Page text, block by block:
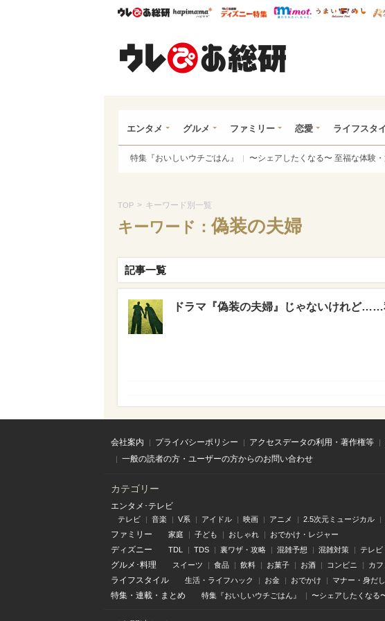
ウレぴあ総研ハピママ* ウレぴあ総研 ディズニ
mimot. う
エンタメ グルメ ファミリー 恋愛 ライフスタ
特集『おいしいウチごはん』 〜シェアしたくなる〜 至福な体験
TOP > キーワード別一覧
キーワード：偽装の夫婦
記事一覧
ドラマ『偽装の夫婦』じゃないけれど
会社案内 プライバシーポリシー アクセスデータの利用・著作権等
一般の読者の方・ユーザーの方からのお問い合わせ
カテゴリー
エンタメ･テレビ
テレビ 音楽 V系 アイドル 映画 アニメ 2.5次元ミュージカル
ファミリー 家庭 子ども おしゃれ おでかけ・レジャー
ディズニー TDL TDS 裏ワザ・攻略 混雑予想 混雑対策 テレビ
グルメ･料理 スイーツ 食品 飲料 お菓子 お酒 コンビニ カ
ライフスタイル 生活・ライフハック お金 おでかけ マナー・身だ
特集 ・ 連載 ・ まとめ 特集『おいしいウチごはん』 〜シェアしたくなる